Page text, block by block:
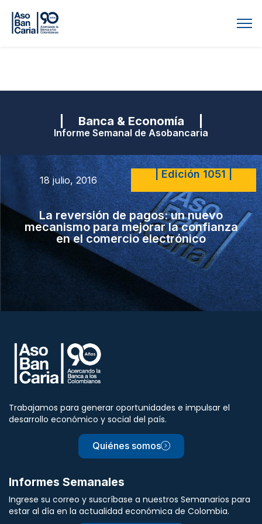
| Banca & Economía |
Informe Semanal de Asobancaria
18 julio, 2016 | Edición 1051 |
La reversión de pagos: un nuevo
mecanismo para mejorar la confianza
en el comercio electrónico
Trabajamos para generar oportunidades e impulsar el
desarrollo económico y social del país.
Quiénes somos
Informes Semanales
Ingrese su correo y suscríbase a nuestros Semanarios para
estar al día en la actualidad económica de Colombia.